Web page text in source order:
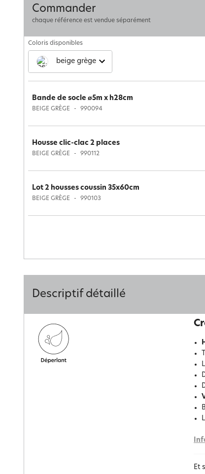
Commander
chaque référence est vendue séparément
Coloris disponibles
beige grège
Bande de socle ø5m x h28cm
BEIGE GRÈGE 990094
Housse clic-clac 2 places
BEIGE GRÈGE 990112
Lot 2 housses coussin 35x60cm
BEIGE GRÈGE 990103
Descriptif détaillé
Et